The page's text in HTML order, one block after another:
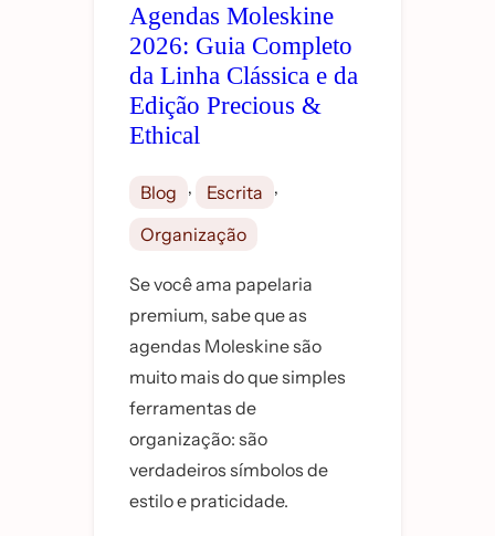
Agendas Moleskine
2026: Guia Completo
da Linha Clássica e da
Edição Precious &
Ethical
Blog , Escrita ,
Organização
Se você ama papelaria
premium, sabe que as
agendas Moleskine são
muito mais do que simples
ferramentas de
organização: são
verdadeiros símbolos de
estilo e praticidade.